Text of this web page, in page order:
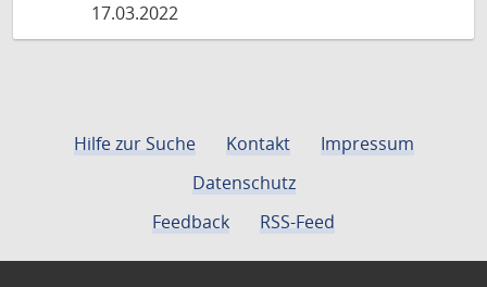
17.03.2022
Hilfe zur Suche Kontakt
Impressum
Datenschutz
Feedback
RSS-Feed